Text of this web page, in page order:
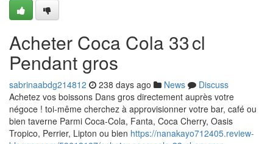
Acheter Coca Cola 33 cl
Pendant gros
sabrinaabdg214812 238 days ago News
Discuss
Achetez vos boissons Dans gros directement auprès votre
négoce ! toi-même cherchez à approvisionner votre bar, café ou
bien taverne Parmi Coca-Cola, Fanta, Coca Cherry, Oasis
Tropico, Perrier, Lipton ou bien https://nanakayo712405.review-